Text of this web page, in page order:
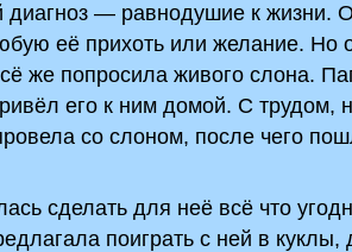
— равнодушие к жизни.
её прихоть или желание. Но
же попросила живого слона.
его к ним домой. С трудом,
со слоном, после чего
сделать для неё всё что
поиграть с ней в